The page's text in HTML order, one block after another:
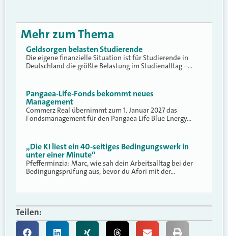
Mehr zum Thema
Geldsorgen belasten Studierende
Die eigene finanzielle Situation ist für Studierende in
Deutschland die größte Belastung im Studienalltag –…
Pangaea-Life-Fonds bekommt neues
Management
Commerz Real übernimmt zum 1. Januar 2027 das
Fondsmanagement für den Pangaea Life Blue Energy…
„Die KI liest ein 40-seitiges Bedingungswerk in
unter einer Minute“
Pfefferminzia: Marc, wie sah dein Arbeitsalltag bei der
Bedingungsprüfung aus, bevor du Afori mit der…
Teilen: